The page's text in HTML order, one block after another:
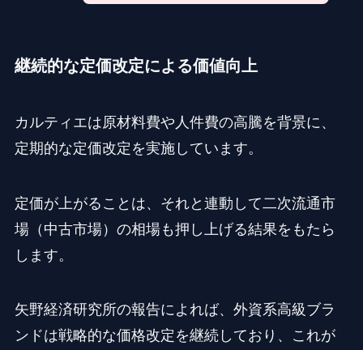
継続的な定価改定による価値向上
カルティエは原材料費や人件費の高騰を背景に、
定期的な定価改定を実施しています。
定価が上がることは、それと連動して二次流通市
場（中古市場）の相場も押し上げる結果をもたら
します。
矢野経済研究所の報告によれば、外資系高級ブラ
ンドは戦略的な価格改定を継続しており、これが